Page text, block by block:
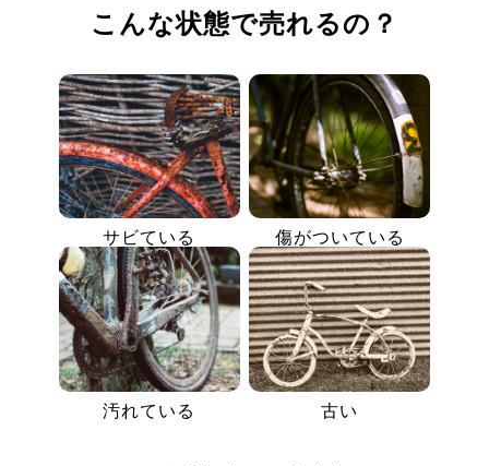
こんな状態で売れるの？
サビている 傷がついている
汚れている 古い